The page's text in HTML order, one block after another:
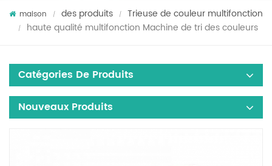
maison / des produits / Trieuse de couleur multifonction
/ haute qualité multifonction Machine de tri des couleurs
Catégories De Produits
Nouveaux Produits